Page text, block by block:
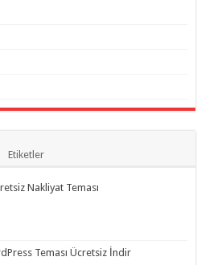
Etiketler
Nakliyat Teması
Teması Ücretsiz İndir